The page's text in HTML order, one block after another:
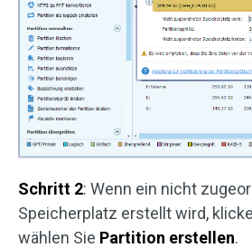
Schritt 2: Wenn ein nicht
Speicherplatz erstellt wird,
wählen Sie Partition erstellen.